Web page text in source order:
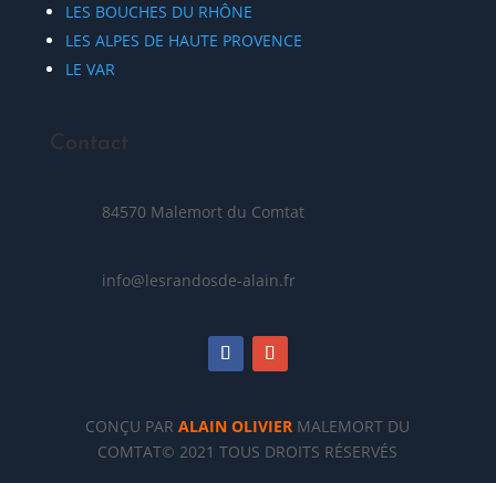
LES BOUCHES DU RHÔNE
LES ALPES DE HAUTE PROVENCE
LE VAR
Contact
84570 Malemort du Comtat
info@lesrandosde-alain.fr
CONÇU PAR ALAIN OLIVIER MALEMORT DU
COMTAT© 2021 TOUS DROITS RÉSERVÉS